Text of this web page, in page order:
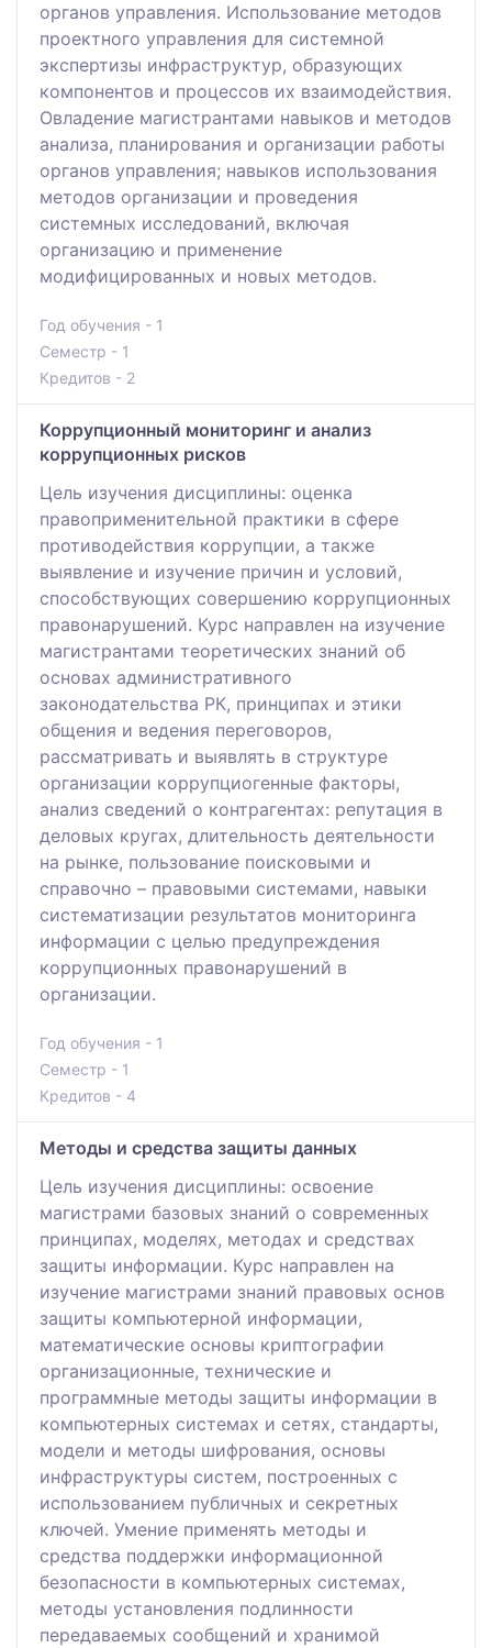
органов управления. Использование методов
проектного управления для системной
экспертизы инфраструктур, образующих
компонентов и процессов их взаимодействия.
Овладение магистрантами навыков и методов
анализа, планирования и организации работы
органов управления; навыков использования
методов организации и проведения
системных исследований, включая
организацию и применение
модифицированных и новых методов.
Год обучения - 1
Семестр - 1
Кредитов - 2
Коррупционный мониторинг и анализ
коррупционных рисков
Цель изучения дисциплины: оценка
правоприменительной практики в сфере
противодействия коррупции, а также
выявление и изучение причин и условий,
способствующих совершению коррупционных
правонарушений. Курс направлен на изучение
магистрантами теоретических знаний об
основах административного
законодательства РК, принципах и этики
общения и ведения переговоров,
рассматривать и выявлять в структуре
организации коррупциогенные факторы,
анализ сведений о контрагентах: репутация в
деловых кругах, длительность деятельности
на рынке, пользование поисковыми и
справочно – правовыми системами, навыки
систематизации результатов мониторинга
информации с целью предупреждения
коррупционных правонарушений в
организации.
Год обучения - 1
Семестр - 1
Кредитов - 4
Методы и средства защиты данных
Цель изучения дисциплины: освоение
магистрами базовых знаний о современных
принципах, моделях, методах и средствах
защиты информации. Курс направлен на
изучение магистрами знаний правовых основ
защиты компьютерной информации,
математические основы криптографии
организационные, технические и
программные методы защиты информации в
компьютерных системах и сетях, стандарты,
модели и методы шифрования, основы
инфраструктуры систем, построенных с
использованием публичных и секретных
ключей. Умение применять методы и
средства поддержки информационной
безопасности в компьютерных системах,
методы установления подлинности
передаваемых сообщений и хранимой